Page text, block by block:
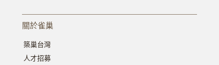
關於雀巢
築巢台灣
人才招募